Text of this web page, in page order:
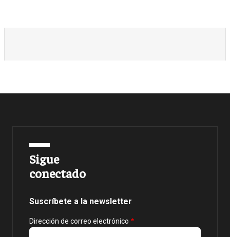
Sigue
conectado
Suscríbete a la newsletter
Dirección de correo electrónico